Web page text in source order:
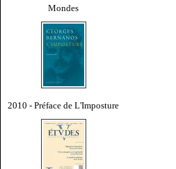
Mondes
2010 - Préface de L'Imposture